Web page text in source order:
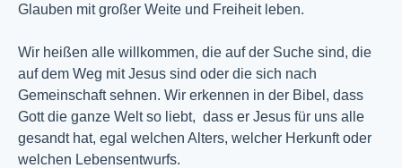
Glauben mit großer Weite und Freiheit leben.
Wir heißen alle willkommen, die auf der Suche sind, die
auf dem Weg mit Jesus sind oder die sich nach
Gemeinschaft sehnen. Wir erkennen in der Bibel, dass
Gott die ganze Welt so liebt, dass er Jesus für uns alle
gesandt hat, egal welchen Alters, welcher Herkunft oder
welchen Lebensentwurfs.